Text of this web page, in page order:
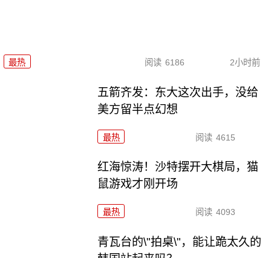
最热 阅读 6186 2小时前
五箭齐发：东大这次出手，没给
美方留半点幻想
最热 阅读 4615
红海惊涛！沙特摆开大棋局，猫
鼠游戏才刚开场
最热 阅读 4093
青瓦台的\"拍桌\"，能让跪太久的